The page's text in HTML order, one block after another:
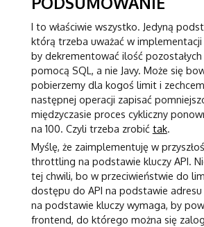
I to właściwie wszystko. Jedyną
którą trzeba uważać w
by dekrementować ilość
pomocą SQL, a nie Javy. Może się
pobierzemy dla kogoś limit i
następnej operacji zapisać
międzyczasie proces cykliczny
na 100. Czyli trzeba zrobić tak.
Myślę, że zaimplementuję w
throttling na podstawie kluczy API.
tej chwili, bo w przeciwieństwie do
dostępu do API na podstawie adresu
na podstawie kluczy wymaga, by
frontend, do którego można się